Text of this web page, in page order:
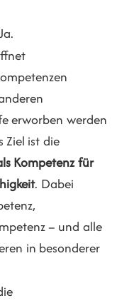
erworben werden
Ziel ist die
Kompetenz für
. Dabei
– und alle
in besonderer